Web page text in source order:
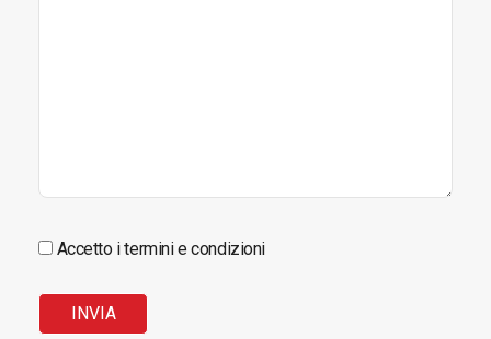
Accetto i termini e condizioni